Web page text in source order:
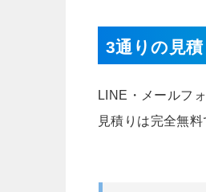
3通りの見
LINE・メールフ
見積りは完全無料